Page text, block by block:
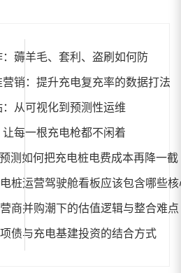
薅羊毛、套利、盗刷如何防
销：提升充电复充率的数据打法
从可视化到预测性运维
每一根充电枪都不闲着
测如何把充电桩电费成本再降一截
桩运营驾驶舱看板应该包含哪些
商并购潮下的估值逻辑与整合难点
债与充电基建投资的结合方式